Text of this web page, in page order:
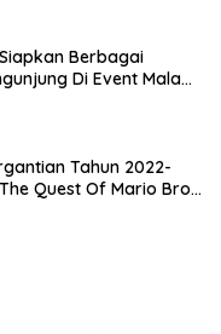
Berbagai
Di Event Malam
Tahun 2022-
Quest Of Mario Bros